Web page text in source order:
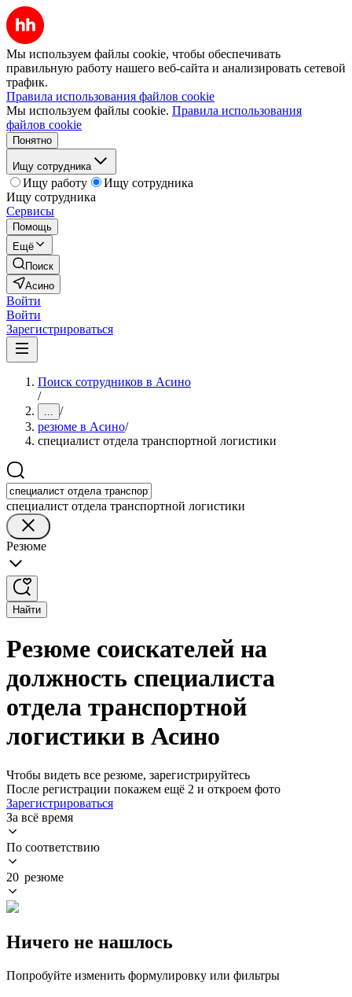
Мы используем файлы cookie, чтобы обеспечивать
правильную работу нашего веб-сайта и анализировать сетевой
трафик.
Правила использования файлов cookie
Мы используем файлы cookie. Правила использования
файлов cookie
Понятно
Ищу сотрудника
Ищу работу
Ищу сотрудника
Ищу сотрудника
Сервисы
Помощь
Ещё
Поиск
Асино
Войти
Войти
Зарегистрироваться
Поиск сотрудников в Асино
/
... /
резюме в Асино/
специалист отдела транспортной логистики
специалист отдела транспортной логистики
Резюме
Найти
Резюме соискателей на
должность специалиста
отдела транспортной
логистики в Асино
Чтобы видеть все резюме, зарегистрируйтесь
После регистрации покажем ещё 2 и откроем фото
Зарегистрироваться
За всё время
По соответствию
20 резюме
Ничего не нашлось
Попробуйте изменить формулировку или фильтры